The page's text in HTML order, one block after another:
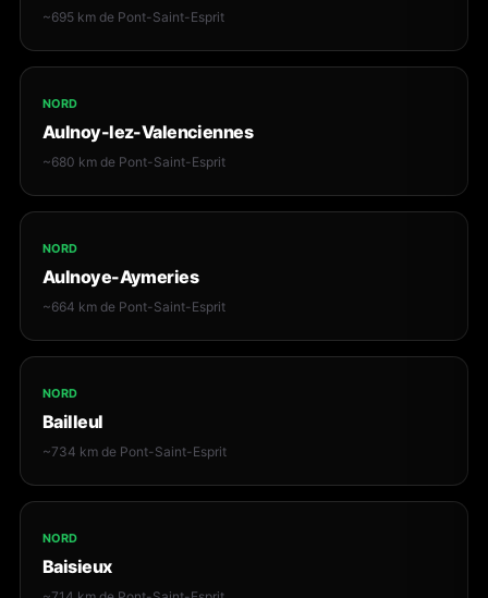
~695 km de Pont-Saint-Esprit
NORD
Aulnoy-lez-Valenciennes
~680 km de Pont-Saint-Esprit
NORD
Aulnoye-Aymeries
~664 km de Pont-Saint-Esprit
NORD
Bailleul
~734 km de Pont-Saint-Esprit
NORD
Baisieux